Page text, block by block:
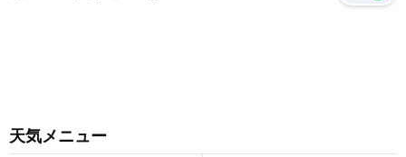
天気メニュー